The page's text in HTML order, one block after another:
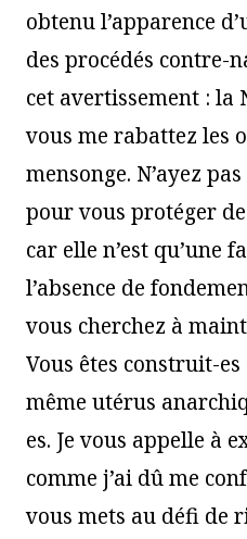
obtenu l’apparence
des procédés contre-
cet avertissement : la
vous me rabattez les
mensonge. N’ayez
pour vous protéger
car elle n’est qu’une
l’absence de
vous cherchez à
Vous êtes construit-
même utérus
es. Je vous appelle à
comme j’ai dû me
vous mets au défi de